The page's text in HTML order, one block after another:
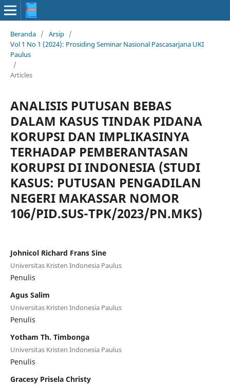
Beranda / Arsip /
Vol 1 No 1 (2024): Prosiding Seminar Nasional Pascasarjana UKI
Paulus
/
Articles
ANALISIS PUTUSAN BEBAS
DALAM KASUS TINDAK PIDANA
KORUPSI DAN IMPLIKASINYA
TERHADAP PEMBERANTASAN
KORUPSI DI INDONESIA (STUDI
KASUS: PUTUSAN PENGADILAN
NEGERI MAKASSAR NOMOR
106/PID.SUS-TPK/2023/PN.MKS)
Johnicol Richard Frans Sine
Universitas Kristen Indonesia Paulus
Penulis
Agus Salim
Universitas Kristen Indonesia Paulus
Penulis
Yotham Th. Timbonga
Universitas Kristen Indonesia Paulus
Penulis
Gracesy Prisela Christy